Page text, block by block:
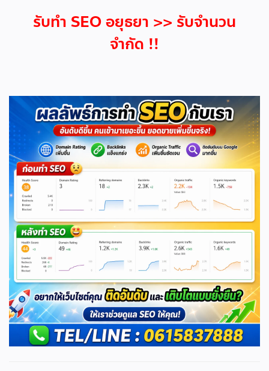
รับทำ SEO อยุธยา >> รับจำนวน
จำกัด !!